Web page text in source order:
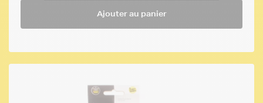
Ajouter au panier